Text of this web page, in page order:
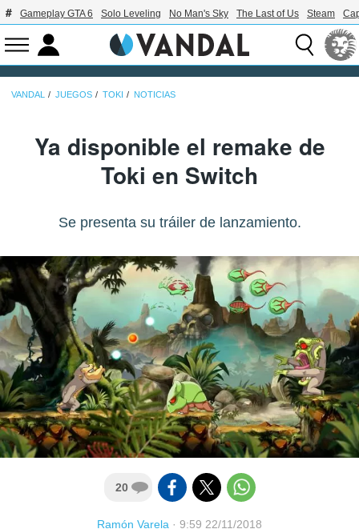
Gameplay GTA 6 Solo Leveling No Man's Sky The Last of Us Steam
VANDAL JUEGOS TOKI NOTICIAS
Ya disponible el remake de
Toki en Switch
Se presenta su tráiler de lanzamiento.
20
Ramón Varela · 9:59 22/11/2018